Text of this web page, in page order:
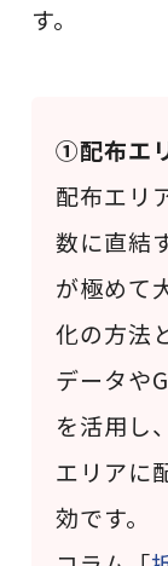
す。
①配布エ
配布エリ
数に直結
が極めて
化の方法
データや
を活用し
エリアに
効です。